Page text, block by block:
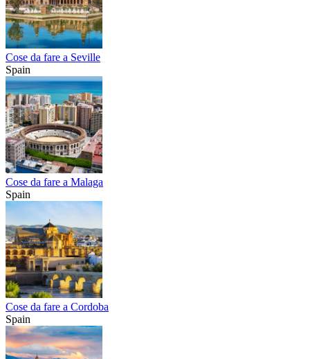
Cose da fare a Seville
Spain
Cose da fare a Malaga
Spain
Cose da fare a Cordoba
Spain